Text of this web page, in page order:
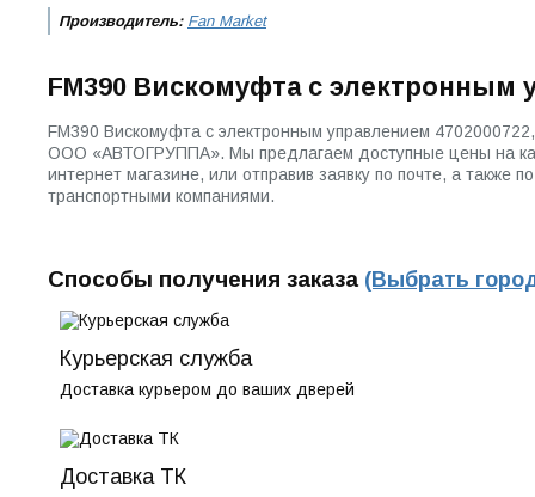
Производитель: Fan Market
FM390 Вискомуфта с электронным
FM390 Вискомуфта с электронным управлением
ООО «АВТОГРУППА». Мы предлагаем доступные цены на
интернет магазине, или отправив заявку по почте, а
транспортными компаниями.
Способы получения заказа (Выбрать
Курьерская служба
Доставка курьером до ваших дверей
Доставка ТК